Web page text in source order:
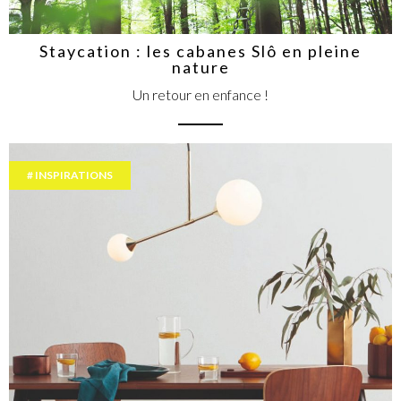
Staycation : les cabanes Slô en pleine
nature
Un retour en enfance !
INSPIRATIONS